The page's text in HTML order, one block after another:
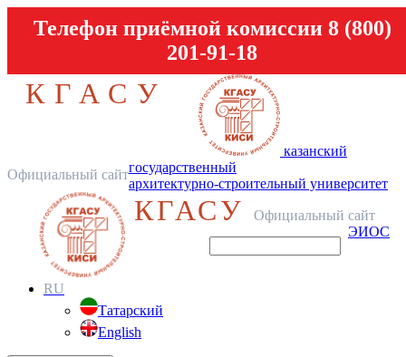
Телефон приёмной комиссии 8 (800)
201-91-18
КГАСУ
Официальный сайт
казанский
государственный
архитектурно-строительный университет
КГАСУ
Официальный сайт
ЭИОС
RU
Татарский
English